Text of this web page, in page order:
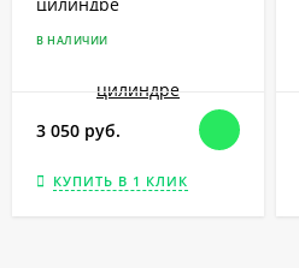
В НАЛИЧИИ
3 050 руб.
КУПИТЬ В 1 КЛИК